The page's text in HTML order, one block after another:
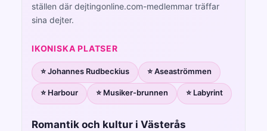
ställen där dejtingonline.com-medlemmar träffar
sina dejter.
IKONISKA PLATSER
⭐ Johannes Rudbeckius ⭐ Aseaströmmen
⭐ Harbour ⭐ Musiker-brunnen ⭐ Labyrint
Romantik och kultur i Västerås